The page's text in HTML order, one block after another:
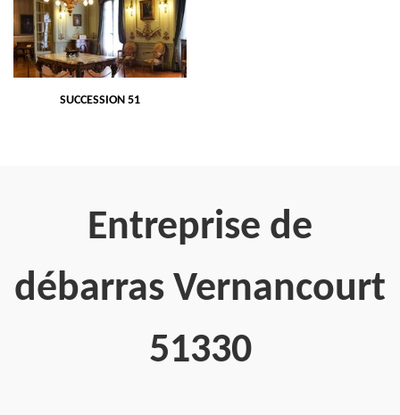
SUCCESSION 51
Entreprise de
débarras Vernancourt
51330